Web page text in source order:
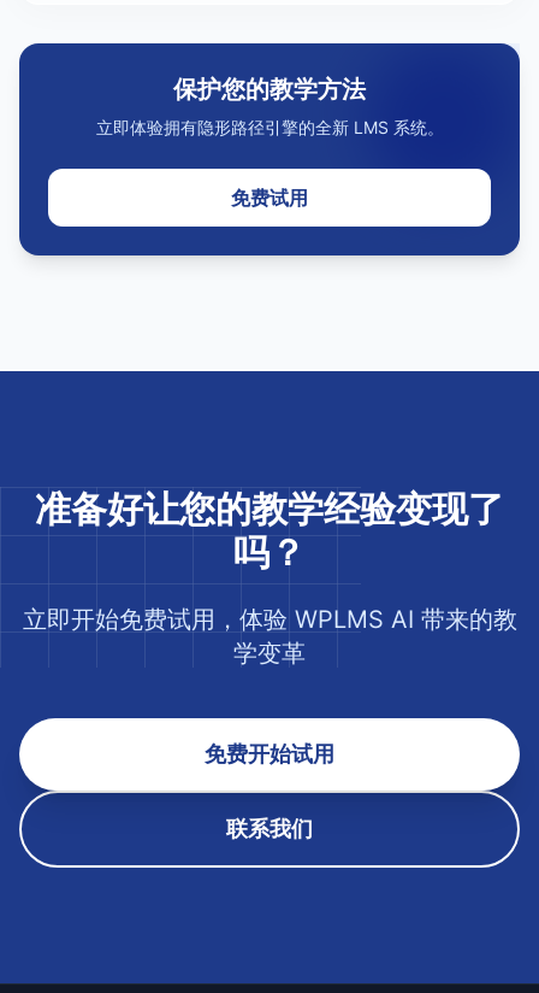
保护您的教学方法
立即体验拥有隐形路径引擎的全新 LMS 系统。
免费试用
准备好让您的教学经验变现了
吗？
立即开始免费试用，体验 WPLMS AI 带来的教
学变革
免费开始试用
联系我们